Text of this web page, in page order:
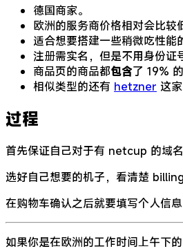
德国商家。
欧洲的服务商价格相对会比较
适合想要搭建一些稍微吃性能
注册需实名，但是不用身份证
商品页的商品都包含了 19%
相似类型的还有 hetzner 这
过程
首先保证自己对于有 netcup 的域
选好自己想要的机子，看清楚
在购物车确认之后就要填写个人信
如果你是在欧洲的工作时间上午下